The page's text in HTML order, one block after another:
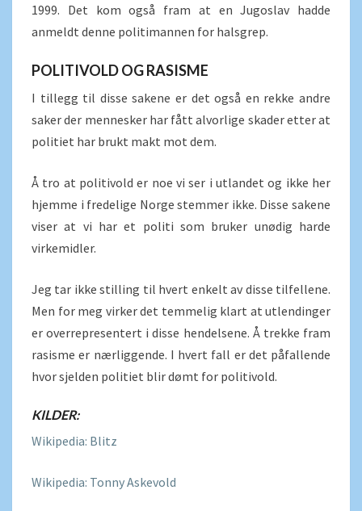
1999. Det kom også fram at en Jugoslav hadde
anmeldt denne politimannen for halsgrep.
POLITIVOLD OG RASISME
I tillegg til disse sakene er det også en rekke andre
saker der mennesker har fått alvorlige skader etter at
politiet har brukt makt mot dem.
Å tro at politivold er noe vi ser i utlandet og ikke her
hjemme i fredelige Norge stemmer ikke. Disse sakene
viser at vi har et politi som bruker unødig harde
virkemidler.
Jeg tar ikke stilling til hvert enkelt av disse tilfellene.
Men for meg virker det temmelig klart at utlendinger
er overrepresentert i disse hendelsene. Å trekke fram
rasisme er nærliggende. I hvert fall er det påfallende
hvor sjelden politiet blir dømt for politivold.
KILDER:
Wikipedia: Blitz
Wikipedia: Tonny Askevold